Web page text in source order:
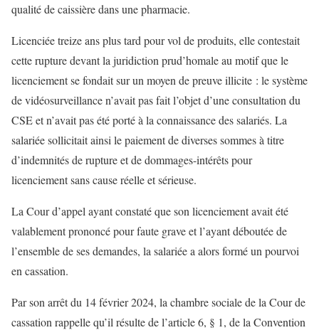
qualité de caissière dans une pharmacie.
Licenciée treize ans plus tard pour vol de produits, elle contestait
cette rupture devant la juridiction prud’homale au motif que le
licenciement se fondait sur un moyen de preuve illicite : le système
de vidéosurveillance n’avait pas fait l’objet d’une consultation du
CSE et n’avait pas été porté à la connaissance des salariés. La
salariée sollicitait ainsi le paiement de diverses sommes à titre
d’indemnités de rupture et de dommages-intérêts pour
licenciement sans cause réelle et sérieuse.
La Cour d’appel ayant constaté que son licenciement avait été
valablement prononcé pour faute grave et l’ayant déboutée de
l’ensemble de ses demandes, la salariée a alors formé un pourvoi
en cassation.
Par son arrêt du 14 février 2024, la chambre sociale de la Cour de
cassation rappelle qu’il résulte de l’article 6, § 1, de la Convention